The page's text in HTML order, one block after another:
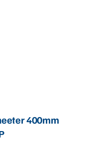
400mm